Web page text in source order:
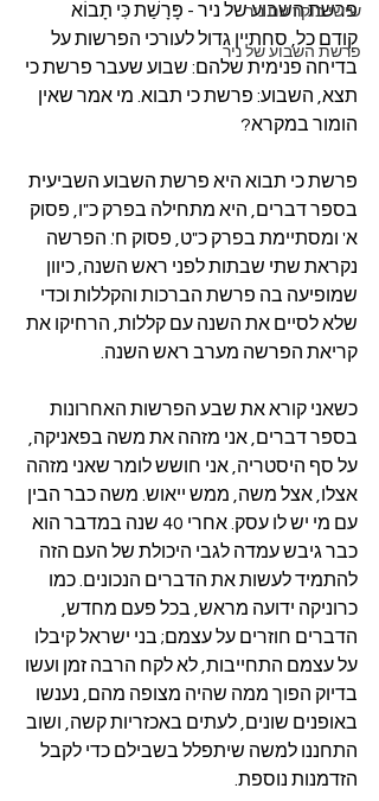
שישי בוקר עם ניר
פרשת השבוע של ניר
פרשת השבוע של ניר - פָּרָשַׁת כִּי תָבוֹא
קודם כל, סחתיין גדול לעורכי הפרשות על
בדיחה פנימית שלהם: שבוע שעבר פרשת כי
תצא, השבוע: פרשת כי תבוא. מי אמר שאין
הומור במקרא?
פרשת כי תבוא היא פרשת השבוע השביעית
בספר דברים, היא מתחילה בפרק כ"ו, פסוק
א' ומסתיימת בפרק כ"ט, פסוק ח'. הפרשה
נקראת שתי שבתות לפני ראש השנה, כיוון
שמופיעה בה פרשת הברכות והקללות וכדי
שלא לסיים את השנה עם קללות, הרחיקו את
קריאת הפרשה מערב ראש השנה.
כשאני קורא את שבע הפרשות האחרונות
בספר דברים, אני מזהה את משה בפאניקה,
על סף היסטריה, אני חושש לומר שאני מזהה
אצלו, אצל משה, ממש ייאוש. משה כבר הבין
עם מי יש לו עסק. אחרי 40 שנה במדבר הוא
כבר גיבש עמדה לגבי היכולת של העם הזה
להתמיד לעשות את הדברים הנכונים. כמו
כרוניקה ידועה מראש, בכל פעם מחדש,
הדברים חוזרים על עצמם; בני ישראל קיבלו
על עצמם התחייבות, לא לקח הרבה זמן ועשו
בדיוק הפוך ממה שהיה מצופה מהם, נענשו
באופנים שונים, לעתים באכזריות קשה, ושוב
התחננו למשה שיתפלל בשבילם כדי לקבל
הזדמנות נוספת.